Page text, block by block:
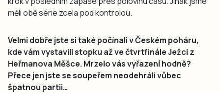
měli obě série zcela pod kontrolou.
Velmi dobře jste si také počínali v Českém poháru,
kde vám vystavili stopku až ve čtvrtfinále Ježci z
Heřmanova Měšce. Mrzelo vás vyřazení hodně?
Přece jen jste se soupeřem neodehráli vůbec
špatnou partii…